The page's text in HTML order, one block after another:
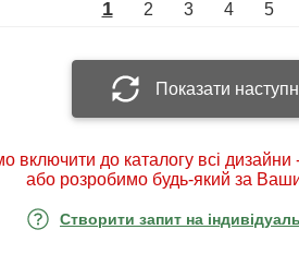
1 2 3 4 5
Показати
включити до каталогу всі дизайни
або розробимо будь-який за
Створити запит на